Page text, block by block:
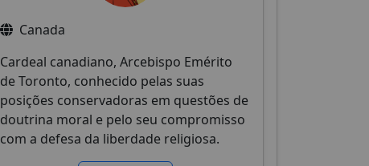
Canada
Cardeal canadiano, Arcebispo Emérito
de Toronto, conhecido pelas suas
posições conservadoras em questões de
doutrina moral e pelo seu compromisso
com a defesa da liberdade religiosa.